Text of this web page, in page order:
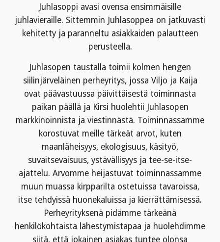
Juhlasoppi avasi ovensa ensimmäisille
juhlavieraille. Sittemmin Juhlasoppea on jatkuvasti
kehitetty ja paranneltu asiakkaiden palautteen
perusteella.
Juhlasopen taustalla toimii kolmen hengen
siilinjärveläinen perheyritys, jossa Viljo ja Kaija
ovat päävastuussa päivittäisestä toiminnasta
paikan päällä ja Kirsi huolehtii Juhlasopen
markkinoinnista ja viestinnästä. Toiminnassamme
korostuvat meille tärkeät arvot, kuten
maanläheisyys, ekologisuus, käsityö,
suvaitsevaisuus, ystävällisyys ja tee-se-itse-
ajattelu. Arvomme heijastuvat toiminnassamme
muun muassa kirpparilta ostetuissa tavaroissa,
itse tehdyissä huonekaluissa ja kierrättämisessä.
Perheyrityksenä pidämme tärkeänä
henkilökohtaista lähestymistapaa ja huolehdimme
siitä, että jokainen asiakas tuntee olonsa